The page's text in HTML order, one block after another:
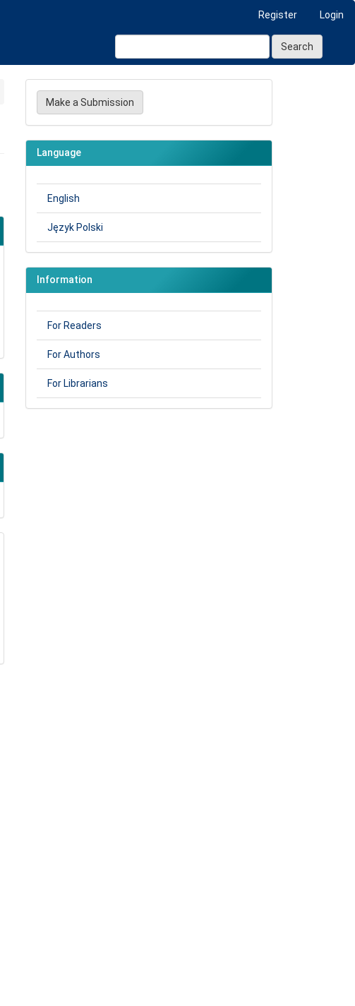
Register Login
Search
Make
Submission
Make a Submission
Language
English
Język Polski
Information
For Readers
For Authors
For Librarians